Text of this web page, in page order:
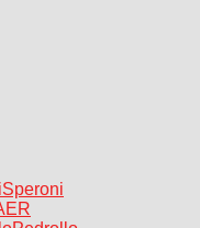
Speroni